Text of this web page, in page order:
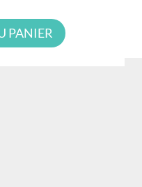
PANIER